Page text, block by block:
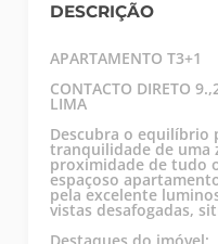
DESCRIÇÃO
APARTAMENTO T3+1
CONTACTO DIRETO
LIMA
Descubra o equilíbrio
tranquilidade de uma
proximidade de tudo
espaçoso
pela excelente
vistas desafogadas,